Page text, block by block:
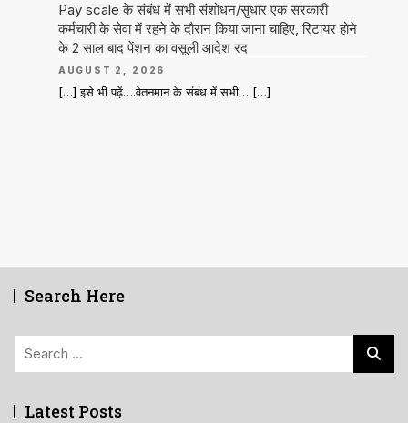
Pay scale के संबंध में सभी संशोधन/सुधार एक सरकारी
कर्मचारी के सेवा में रहने के दौरान किया जाना चाहिए, रिटायर होने
के 2 साल बाद पेंशन का वसूली आदेश रद
AUGUST 2, 2026
[…] इसे भी पढ़ें….वेतनमान के संबंध में सभी… […]
Search Here
Latest Posts